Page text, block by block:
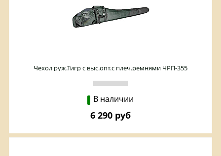
Чехол руж.Тигр с выс.опт.с плеч.ремнями ЧРП-355
В наличии
6 290 руб